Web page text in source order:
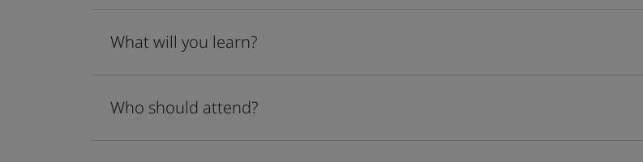
What will you learn?
Who should attend?